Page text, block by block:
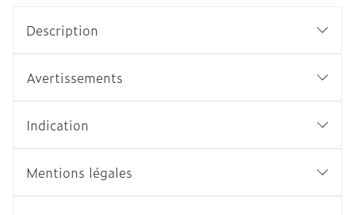
Description
Avertissements
Indication
Mentions légales